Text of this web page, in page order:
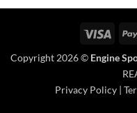
Visa
Copyright 2026 © Engine
Privacy Policy |